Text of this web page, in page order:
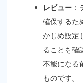
レビュー
確保するた
かじめ設定
ることを確
不能になる
ものです。